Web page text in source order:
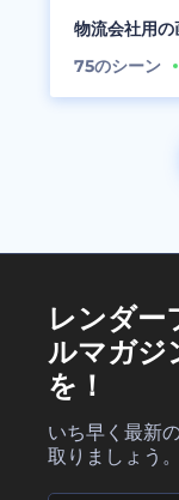
物流会社用の
75のシーン
レンダー
ルマガジ
を！
いち早く最新
取りましょう。